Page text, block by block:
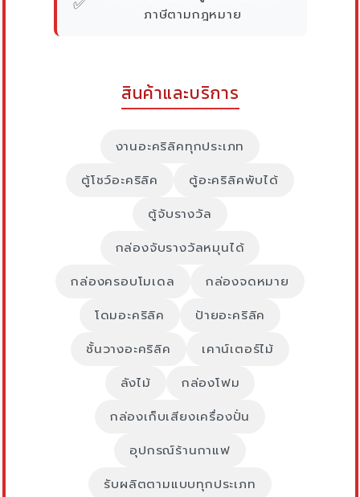
ภาษีตามกฎหมาย
สินค้าและบริการ
งานอะคริลิคทุกประเภท
ตู้โชว์อะคริลิค
ตู้อะคริลิคพับได้
ตู้จับรางวัล
กล่องจับรางวัลหมุนได้
กล่องครอบโมเดล
กล่องจดหมาย
โดมอะคริลิค
ป้ายอะคริลิค
ชั้นวางอะคริลิค
เคาน์เตอร์ไม้
ลังไม้
กล่องโฟม
กล่องเก็บเสียงเครื่องปั่น
อุปกรณ์ร้านกาแฟ
รับผลิตตามแบบทุกประเภท